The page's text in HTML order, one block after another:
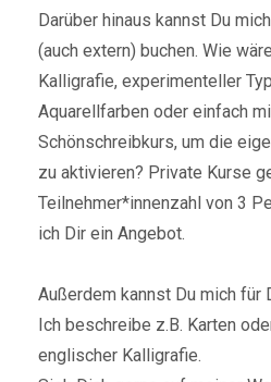
Darüber hinaus kannst Du
(auch extern) buchen. Wie
Kalligrafie, experimenteller
Aquarellfarben oder einfach
Schönschreibkurs, um die
zu aktivieren? Private Kurse
Teilnehmer*innenzahl von 3
ich Dir ein Angebot.
Außerdem kannst Du mich für
Ich beschreibe z.B. Karten
englischer Kalligrafie.